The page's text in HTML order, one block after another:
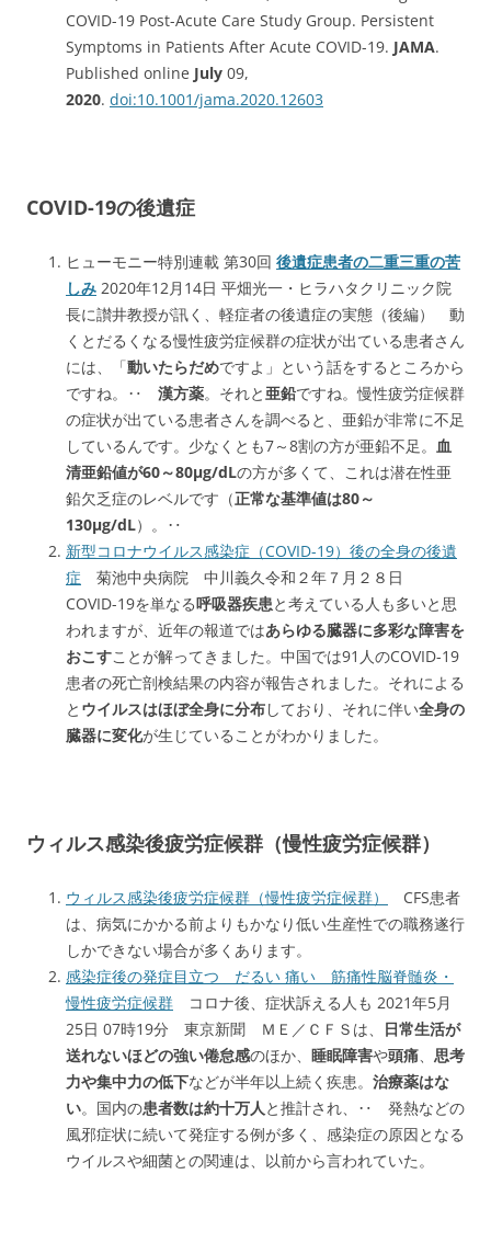
COVID-19 Post-Acute Care Study Group. Persistent
Symptoms in Patients After Acute COVID-19. JAMA.
Published online July 09,
2020. doi:10.1001/jama.2020.12603
COVID-19の後遺症
ヒューモニー特別連載 第30回 後遺症患者の二重三重の苦
しみ 2020年12月14日 平畑光一・ヒラハタクリニック院
長に讃井教授が訊く、軽症者の後遺症の実態（後編） 動
くとだるくなる慢性疲労症候群の症状が出ている患者さん
には、「動いたらだめですよ」という話をするところから
ですね。‥ 漢方薬。それと亜鉛ですね。慢性疲労症候群
の症状が出ている患者さんを調べると、亜鉛が非常に不足
しているんです。少なくとも7～8割の方が亜鉛不足。 血
清亜鉛値が60～80μg/dLの方が多くて、これは潜在性亜
鉛欠乏症のレベルです（正常な基準値は80～
130μg/dL）。‥
新型コロナウイルス感染症（COVID-19）後の全身の後遺
症 菊池中央病院 中川義久令和２年７月２８日
COVID-19を単なる呼吸器疾患と考えている人も多いと思
われますが、近年の報道ではあらゆる臓器に多彩な障害を
おこすことが解ってきました。中国では91人のCOVID-19
患者の死亡剖検結果の内容が報告されました。それによる
と ウイルスはほぼ全身に分布しており、それに伴い全身の
臓器に変化が生じていることがわかりました。
ウィルス感染後疲労症候群（慢性疲労症候群）
ウィルス感染後疲労症候群（慢性疲労症候群）
CFS患者
は、病気にかかる前よりもかなり低い生産性での職務遂行
しかできない場合が多くあります。
感染症後の発症目立つ だるい 痛い 筋痛性脳脊髄炎・
慢性疲労症候群 コロナ後、症状訴える人も 2021年5月
25日 07時19分 東京新聞 ＭＥ／ＣＦＳは、
日常生活が
送れないほどの強い倦怠感のほか、 睡眠障害や頭痛、 思考
力や集中力の低下などが半年以上続く疾患。 治療薬はな
い。国内の患者数は約十万人と推計され、‥ 発熱などの
風邪症状に続いて発症する例が多く、 感染症の原因となる
ウイルスや細菌との関連は、以前から言われていた。